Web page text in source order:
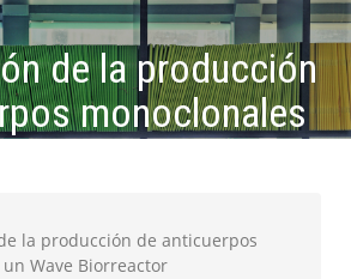
de la producción
monoclonales
la producción de anticuerpos
Wave Biorreactor